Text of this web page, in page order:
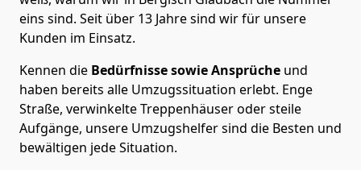
eins sind. Seit über 13 Jahre sind wir für unsere
Kunden im Einsatz.
Kennen die Bedürfnisse sowie Ansprüche und
haben bereits alle Umzugssituation erlebt. Enge
Straße, verwinkelte Treppenhäuser oder steile
Aufgänge, unsere Umzugshelfer sind die Besten und
bewältigen jede Situation.